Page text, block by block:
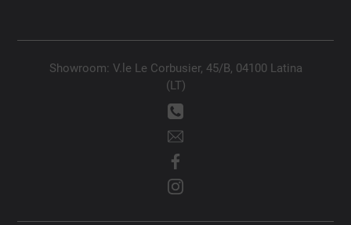
Showroom: V.le Le Corbusier, 45/B, 04100 Latina
(LT)